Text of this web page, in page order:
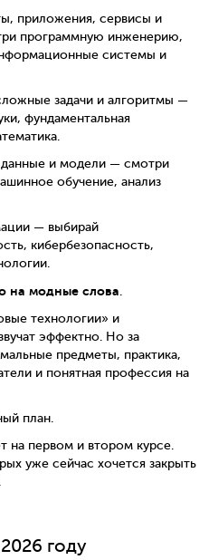
приложения, сервисы и
программную инженерию,
системы и
задачи и алгоритмы —
фундаментальная
данные и модели — смотри
обучение, анализ
— выбирай
кибербезопасность,
на модные слова.
технологии» и
эффектно. Но за
предметы, практика,
и понятная профессия на
план.
на первом и втором курсе.
уже сейчас хочется закрыть
году